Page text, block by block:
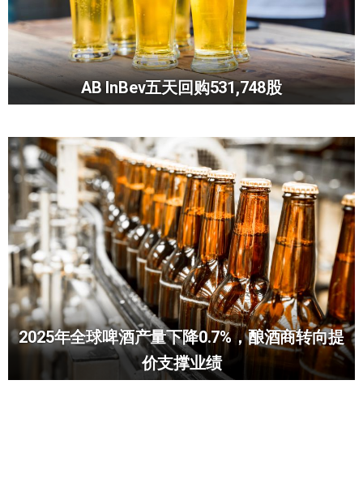
AB InBev五天回购531,748股
2025年全球啤酒产量下降0.7%，酿酒商转向提
价支撑业绩